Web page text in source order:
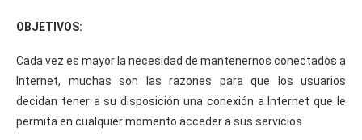
OBJETIVOS:
Cada vez es mayor la necesidad de mantenernos conectados a
Internet, muchas son las razones para que los usuarios
decidan tener a su disposición una conexión a Internet que le
permita en cualquier momento acceder a sus servicios.